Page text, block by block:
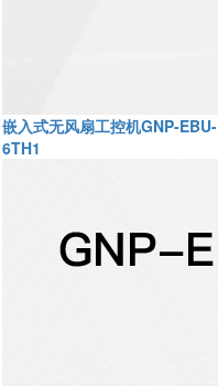
嵌入式无风扇工控机GNP-EBU-
6TH1